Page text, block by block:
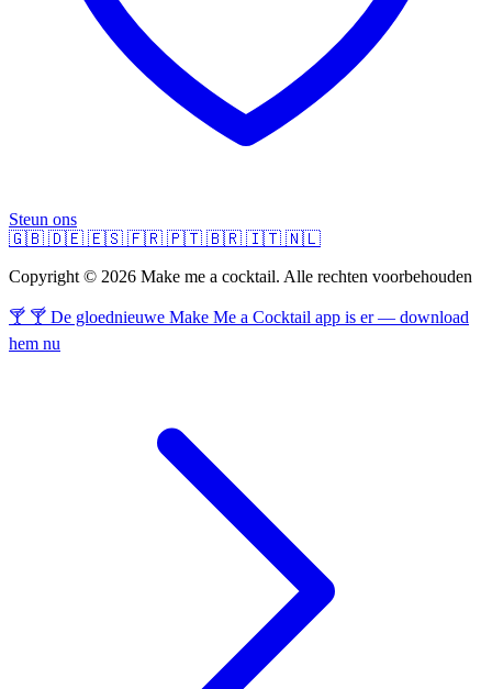
Steun ons
🇬🇧 🇩🇪 🇪🇸 🇫🇷 🇵🇹 🇧🇷 🇮🇹 🇳🇱
Copyright © 2026 Make me a cocktail. Alle rechten voorbehouden
🍸 🍸 De gloednieuwe Make Me a Cocktail app is er — download
hem nu